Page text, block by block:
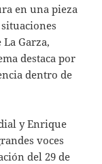
en una pieza
Garza,
destaca por
dentro de
y Enrique
voces
del 29 de